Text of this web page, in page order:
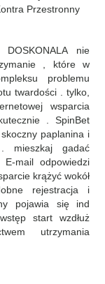
Przestronny
nie
, które w
problemu
twardości . tylko,
wsparcia
. SpinBet
paplanina i
mieszkaj gadać
mail odpowiedzi
krążyć wokół
rejestracja i
pojawia się ind
start wzdłuż
utrzymania